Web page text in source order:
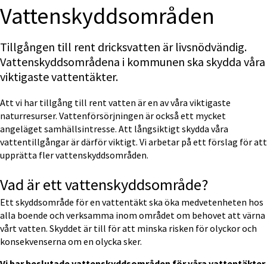
Vatten­skydds­områden
Tillgången till rent dricksvatten är livsnödvändig.
Vattenskyddsområdena i kommunen ska skydda våra
viktigaste vattentäkter.
Att vi har tillgång till rent vatten är en av våra viktigaste
naturresurser. Vattenförsörjningen är också ett mycket
angeläget samhällsintresse. Att långsiktigt skydda våra
vattentillgångar är därför viktigt. Vi arbetar på ett förslag för att
upprätta fler vattenskyddsområden.
Vad är ett vattenskyddsområde?
Ett skyddsområde för en vattentäkt ska öka medvetenheten hos
alla boende och verksamma inom området om behovet att värna
vårt vatten. Skyddet är till för att minska risken för olyckor och
konsekvenserna om en olycka sker.